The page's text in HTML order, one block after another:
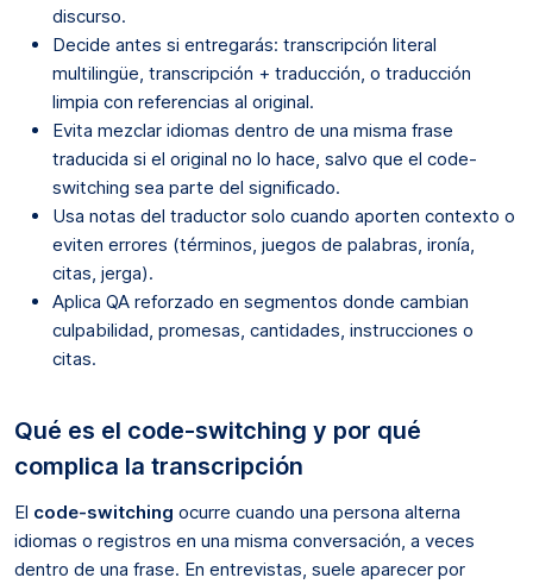
discurso.
Decide antes si entregarás: transcripción literal
multilingüe, transcripción + traducción, o traducción
limpia con referencias al original.
Evita mezclar idiomas dentro de una misma frase
traducida si el original no lo hace, salvo que el code-
switching sea parte del significado.
Usa notas del traductor solo cuando aporten contexto o
eviten errores (términos, juegos de palabras, ironía,
citas, jerga).
Aplica QA reforzado en segmentos donde cambian
culpabilidad, promesas, cantidades, instrucciones o
citas.
Qué es el code-switching y por qué
complica la transcripción
El code-switching ocurre cuando una persona alterna
idiomas o registros en una misma conversación, a veces
dentro de una frase. En entrevistas, suele aparecer por